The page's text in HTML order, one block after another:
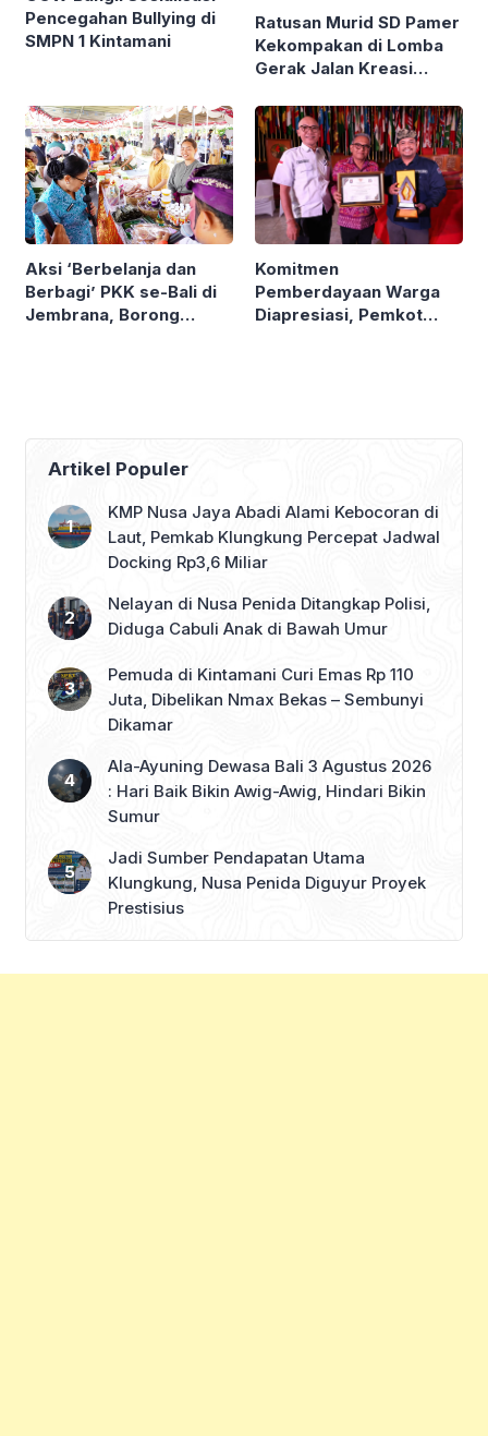
Pencegahan Bullying di
SMPN 1 Kintamani
Ratusan Murid SD Pamer
Kekompakan di Lomba
Gerak Jalan Kreasi
Aksi ‘Berbelanja dan
Berbagi’ PKK se-Bali di
Jembrana, Borong
Komitmen
Pemberdayaan Warga
Diapresiasi, Pemkot
Artikel Populer
KMP Nusa Jaya Abadi Alami Kebocoran di
Laut, Pemkab Klungkung Percepat Jadwal
Docking Rp3,6 Miliar
Nelayan di Nusa Penida Ditangkap Polisi,
Diduga Cabuli Anak di Bawah Umur
Pemuda di Kintamani Curi Emas Rp 110
Juta, Dibelikan Nmax Bekas – Sembunyi
Dikamar
Ala-Ayuning Dewasa Bali 3 Agustus 2026
: Hari Baik Bikin Awig-Awig, Hindari Bikin
Sumur
Jadi Sumber Pendapatan Utama
Klungkung, Nusa Penida Diguyur Proyek
Prestisius